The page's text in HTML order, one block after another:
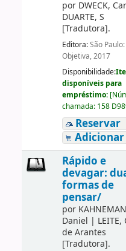
por DWECK,
DUARTE, S
[Tradutora].
Editora:São Paulo:
Objetiva, 2017
Disponibilidade:
disponíveis para
empréstimo: [
chamada: 158
Reservar
Rápido e
devagar:
formas de
pensar/
por
Daniel | LEITE,
de Arantes
[Tradutora].